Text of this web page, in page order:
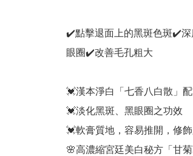
✔️點擊退面上的黑斑色斑✔️
眼圈✔️改善毛孔粗大
💓漢本淨白「七香八白散」
💓淡化黑斑、黑眼圈之功效
💓軟膏質地，容易推開，修
🌸高濃縮宮廷美白秘方「甘